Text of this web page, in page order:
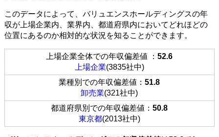
このデータによって、バリュエンスホールディングスの年
収が上場企業内、業界内、都道府県内においてどれほどの
位置にあるのか相対的な状況を知ることができます。
上場企業全体での年収偏差値 ：52.6
上場企業(3835社中)
業種別での年収偏差値：51.8
卸売業(321社中)
都道府県別での年収偏差値：50.8
東京都(2013社中)